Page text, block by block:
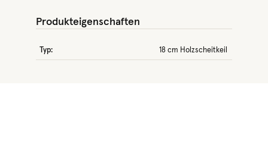
Produkteigenschaften
Typ: 18 cm Holzscheitkeil